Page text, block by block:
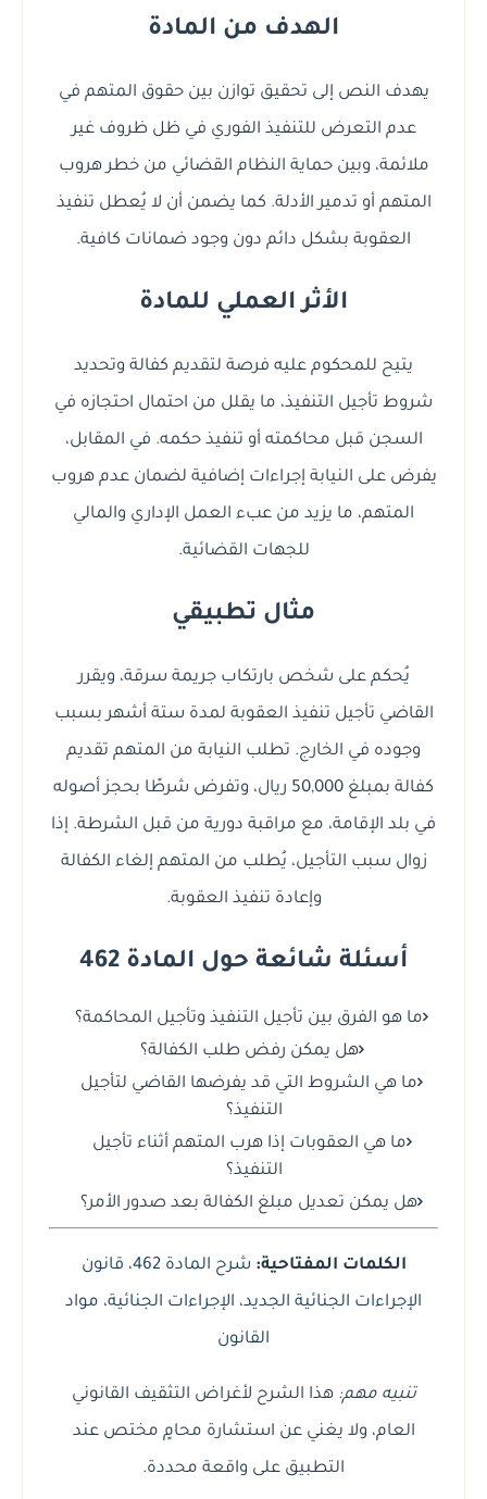
الهدف من المادة
يهدف النص إلى تحقيق توازن بين حقوق المتهم في
عدم التعرض للتنفيذ الفوري في ظل ظروف غير
ملائمة، وبين حماية النظام القضائي من خطر هروب
المتهم أو تدمير الأدلة. كما يضمن أن لا يُعطل تنفيذ
العقوبة بشكل دائم دون وجود ضمانات كافية.
الأثر العملي للمادة
يتيح للمحكوم عليه فرصة لتقديم كفالة وتحديد
شروط تأجيل التنفيذ، ما يقلل من احتمال احتجازه في
السجن قبل محاكمته أو تنفيذ حكمه. في المقابل،
يفرض على النيابة إجراءات إضافية لضمان عدم هروب
المتهم، ما يزيد من عبء العمل الإداري والمالي
للجهات القضائية.
مثال تطبيقي
يُحكم على شخص بارتكاب جريمة سرقة، ويقرر
القاضي تأجيل تنفيذ العقوبة لمدة ستة أشهر بسبب
وجوده في الخارج. تطلب النيابة من المتهم تقديم
كفالة بمبلغ 50,000 ريال، وتفرض شرطًا بحجز أصوله
في بلد الإقامة، مع مراقبة دورية من قبل الشرطة. إذا
زوال سبب التأجيل، يُطلب من المتهم إلغاء الكفالة
وإعادة تنفيذ العقوبة.
أسئلة شائعة حول المادة 462
ما هو الفرق بين تأجيل التنفيذ وتأجيل المحاكمة؟
هل يمكن رفض طلب الكفالة؟
ما هي الشروط التي قد يفرضها القاضي لتأجيل
التنفيذ؟
ما هي العقوبات إذا هرب المتهم أثناء تأجيل
التنفيذ؟
هل يمكن تعديل مبلغ الكفالة بعد صدور الأمر؟
الكلمات المفتاحية: شرح المادة 462 ، قانون
الإجراءات الجنائية الجديد، الإجراءات الجنائية، مواد
القانون
تنبيه مهم: هذا الشرح لأغراض التثقيف القانوني
العام، ولا يغني عن استشارة محامٍ مختص عند
التطبيق على واقعة محددة.